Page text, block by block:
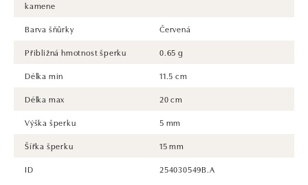
kamene
Barva šňůrky
Červená
Přibližná hmotnost šperku
0.65 g
Délka min
11.5 cm
Délka max
20 cm
Výška šperku
5 mm
Šířka šperku
15 mm
ID
254030549B.A